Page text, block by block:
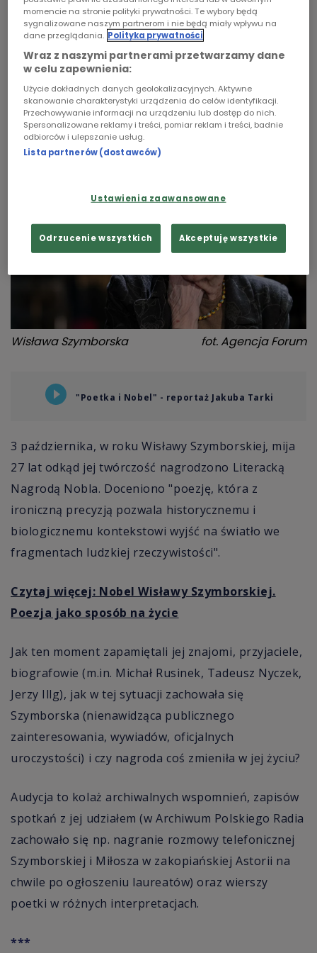
Chopin
Podcasty
mówią, że jest jak malarstwo holenderskie - lubi
się przypatrywać detalom w różnym świetle, z
różnej perspektywy. Również w USA wydania
wierszy Wisławy Szymborskiej osiągnęły
bezprecedensowe nakłady, nikt nie napisał tak
pięknego i uniwersalnego w odbiorze wiersza o
tragedii z 11 września.
Wisława Szymborska fot. Agencja Forum
"Poetka i Nobel" - reportaż Jakuba Tarki
3 października, w roku Wisławy Szymborskiej, mija
27 lat odkąd jej twórczość nagrodzono Literacką
Nagrodą Nobla. Doceniono "poezję, która z
ironiczną precyzją pozwala historycznemu i
biologicznemu kontekstowi wyjść na światło we
fragmentach ludzkiej rzeczywistości".
Czytaj więcej: Nobel Wisławy Szymborskiej.
Poezja jako sposób na życie
Jak ten moment zapamiętali jej znajomi, przyjaciele,
biografowie (m.in. Michał Rusinek, Tadeusz Nyczek,
Jerzy Illg), jak w tej sytuacji zachowała się
Szymborska (nienawidząca publicznego
zainteresowania, wywiadów, oficjalnych
uroczystości) i czy nagroda coś zmieniła w jej życiu?
Audycja to kolaż archiwalnych wspomnień, zapisów
spotkań z jej udziałem (w Archiwum Polskiego Radia
zachowało się np. nagranie rozmowy telefonicznej
Szymborskiej i Miłosza w zakopiańskiej Astorii na
chwile po ogłoszeniu laureatów) oraz wierszy
poetki w różnych interpretacjach.
***
momencie na stronie polityki prywatności. Te wybory będą
sygnalizowane naszym partnerom i nie będą miały wpływu na
dane przeglądania. Polityka prywatności
Wraz z naszymi partnerami przetwarzamy dane
w celu zapewnienia:
Użycie dokładnych danych geolokalizacyjnych. Aktywne
skanowanie charakterystyki urządzenia do celów identyfikacji.
Przechowywanie informacji na urządzeniu lub dostęp do nich.
Spersonalizowane reklamy i treści, pomiar reklam i treści, badnie
odbiorców i ulepszanie usług.
Lista partnerów (dostawców)
Ustawienia zaawansowane
Odrzucenie wszystkich Akceptuję wszystkie